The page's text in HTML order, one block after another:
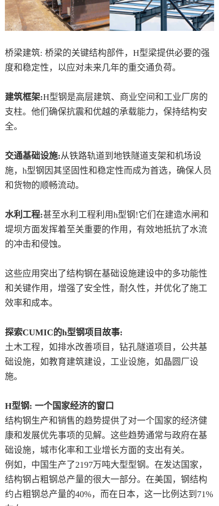
桥梁建筑: 桥梁的关键结构部件，H型梁提供必要的强
度和稳定性，以应对未来几年的重交通负荷。
建筑框架:H型钢是高层建筑、商业空间和工业厂房的
支柱。他们确保抗震和优越的承载能力，保持结构安
全。
交通基础设施:从铁路轨道到地铁隧道支架和机场设
施，h型钢因其坚固性和稳定性而成为首选，确保人员
和货物的顺畅流动。
水利工程:甚至水利工程利用h型钢!它们在建造水闸和
堤坝方面发挥着至关重要的作用，有效地抵抗了水流
的冲击和侵蚀。
这些应用突出了结构钢在基础设施建设中的多功能性
和关键作用，增强了安全性，耐久性，并优化了施工
效率和成本。
探索CUMIC的h型钢项目故事:
土木工程，如排水改善项目，钻孔隧道项目，公共基
础设施，如教育建筑建设，工业设施，如晶圆厂设
施。
H型钢: 一个国家经济的窗口
结构钢生产和销售的趋势提供了对一个国家的经济健
康和发展优先事项的见解。这些趋势通常与政府在基
础设施，城市化率和工业增长方面的支出有关。
例如，中国生产了2197万吨大型型钢。在发达国家，
结构钢占粗钢总产量的很大一部分。在美国，钢结构
约占粗钢总产量的40%，而在日本，这一比例达到71%